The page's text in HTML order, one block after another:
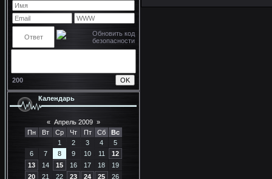
200
Календарь
« Апрель 2009 »
Пн
Вт Ср Чт Пт Сб
Вс
1
2 3 4
5
6
7 8 9 10 11
12
13
14 15 16 17 18
19
20
21 22 23 24 25
26